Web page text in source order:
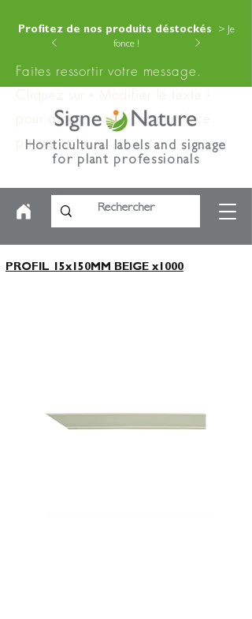
Profitez de nos produits déstockés
> Je
fonce !
Faites ressortir votre message.
Cliquez sur « Modifier le texte »
pour ajouter votre contenu à ce
paragraphe.
Horticultural labels and signage
for plant professionals
PROFIL 15x150MM BEIGE x1000